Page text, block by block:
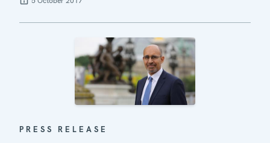
PRESS RELEASE